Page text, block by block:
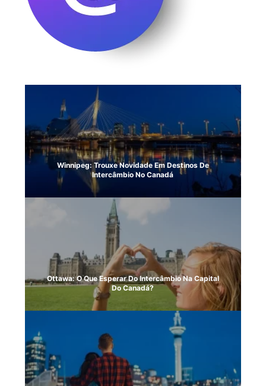
Winnipeg: Trouxe Novidade Em Destinos De
Intercâmbio No Canadá
Ottawa: O Que Esperar Do Intercâmbio Na Capital
Do Canadá?